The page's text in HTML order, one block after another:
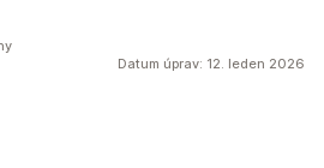
Datum úprav: 12. leden 2026